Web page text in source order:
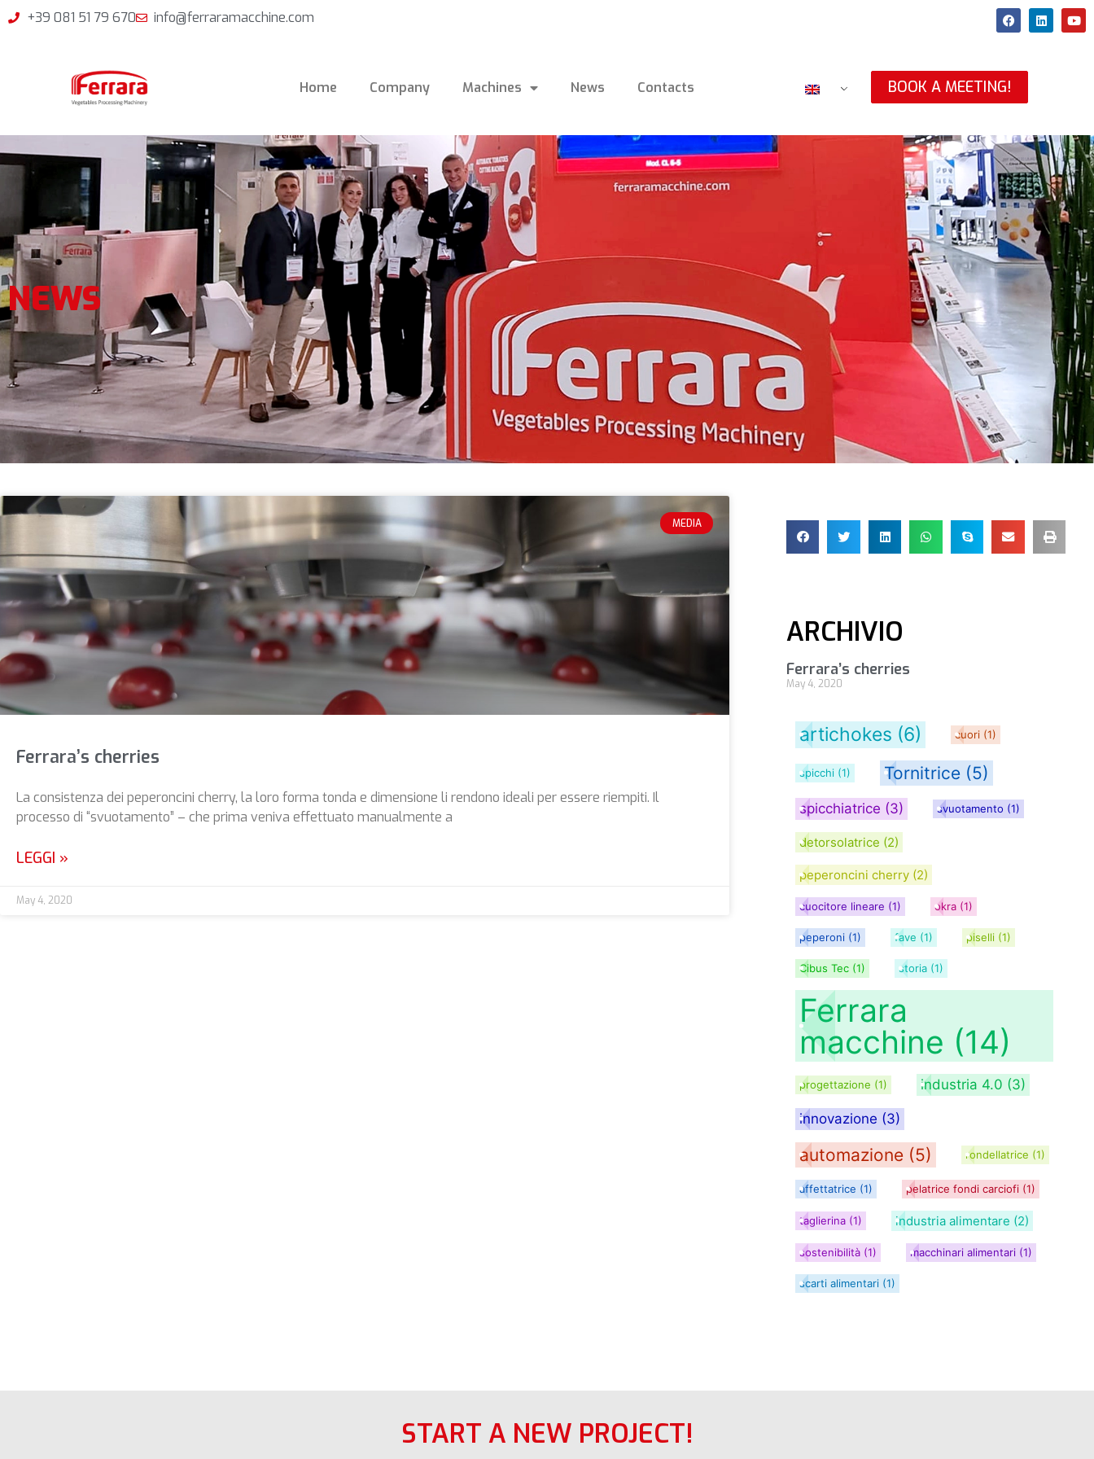
+39 081 51 79 670 info@ferraramacchine.com
Home Company Machines News Contacts BOOK A MEETING!
NEWS
MEDIA
Ferrara’s cherries
La consistenza dei peperoncini cherry, la loro forma tonda e dimensione li rendono ideali per essere riempiti. Il
processo di “svuotamento” – che prima veniva effettuato manualmente a
LEGGI »
May 4, 2020
ARCHIVIO
Ferrara’s cherries
May 4, 2020
artichokes (6) cuori (1)
spicchi (1) Tornitrice (5)
spicchiatrice (3) svuotamento (1)
detorsolatrice (2)
peperoncini cherry (2)
cuocitore lineare (1) okra (1)
peperoni (1) fave (1) piselli (1)
Cibus Tec (1) storia (1)
Ferrara
macchine (14)
progettazione (1) industria 4.0 (3)
innovazione (3)
automazione (5) rondellatrice (1)
affettatrice (1) pelatrice fondi carciofi (1)
taglierina (1) industria alimentare (2)
sostenibilità (1) macchinari alimentari (1)
scarti alimentari (1)
START A NEW PROJECT!